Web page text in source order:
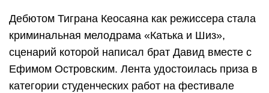
Дебютом Тиграна Кеосаяна как режиссера стала
криминальная мелодрама «Катька и Шиз»,
сценарий которой написал брат Давид вместе с
Ефимом Островским. Лента удостоилась приза в
категории студенческих работ на фестивале